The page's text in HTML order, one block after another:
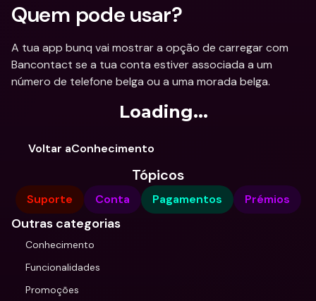
Quem pode usar?
A tua app bunq vai mostrar a opção de carregar com
Bancontact se a tua conta estiver associada a um
número de telefone belga ou a uma morada belga.
Loading...
Voltar aConhecimento
Tópicos
Suporte Conta Pagamentos Prémios
Outras categorias
Conhecimento
Funcionalidades
Promoções